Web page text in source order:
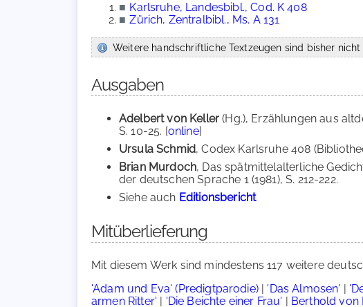
■ Karlsruhe, Landesbibl., Cod. K 408
■ Zürich, Zentralbibl., Ms. A 131
Weitere handschriftliche Textzeugen sind bisher nicht
Ausgaben
Adelbert von Keller(Hg.), Erzählungen aus
S. 10-25. [online]
Ursula Schmid, Codex Karlsruhe 408
Brian Murdoch, Das spätmittelalterliche
der deutschen Sprache 1 (1981), S. 212-222.
Siehe auch Editionsbericht
Mitüberlieferung
Mit diesem Werk sind mindestens 117 weitere
'Adam und Eva' (Predigtparodie)| 'Das Almosen' |
armen Ritter' | 'Die Beichte einer Frau' | Berthold von